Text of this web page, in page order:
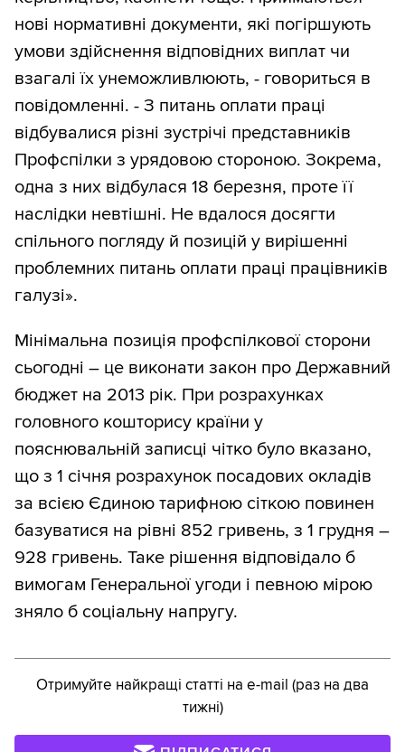
нові нормативні документи, які погіршують
умови здійснення відповідних виплат чи
взагалі їх унеможливлюють, - говориться в
повідомленні. - З питань оплати праці
відбувалися різні зустрічі представників
Профспілки з урядовою стороною. Зокрема,
одна з них відбулася 18 березня, проте її
наслідки невтішні. Не вдалося досягти
спільного погляду й позицій у вирішенні
проблемних питань оплати праці працівників
галузі».
Мінімальна позиція профспілкової сторони
сьогодні – це виконати закон про Державний
бюджет на 2013 рік. При розрахунках
головного кошторису країни у
пояснювальній записці чітко було вказано,
що з 1 січня розрахунок посадових окладів
за всією Єдиною тарифною сіткою повинен
базуватися на рівні 852 гривень, з 1 грудня –
928 гривень. Таке рішення відповідало б
вимогам Генеральної угоди і певною мірою
зняло б соціальну напругу.
Отримуйте найкращі статті на e-mail (раз на два
тижні)